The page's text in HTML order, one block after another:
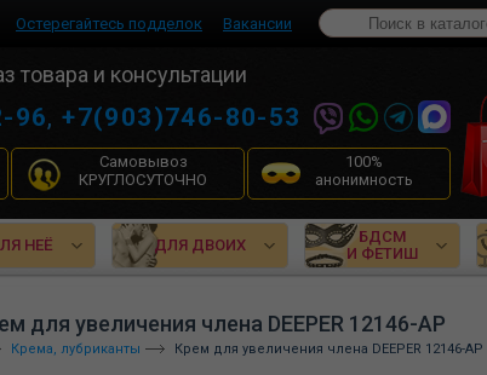
Остерегайтесь подделок Вакансии
товара и консультации
96,+7(903)746-80-53
Самовывоз
КРУГЛОСУТОЧНО
100%
анонимность
НЕЁ ДЛЯ ДВОИХ
БДСМ
И ФЕТИШ
для увеличения члена DEEPER 12146-AP
Крема, лубриканты Крем для увеличения члена DEEPER 12146-AP